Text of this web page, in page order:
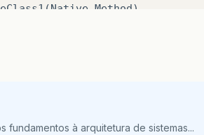
(Native Method)
à arquitetura de sistemas...